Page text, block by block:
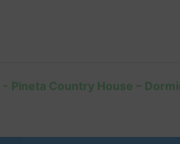
- Pineta Country House –